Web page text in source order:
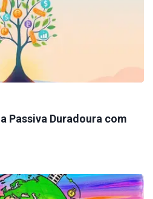
Passiva Duradoura com